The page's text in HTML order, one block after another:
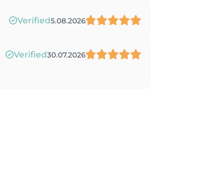
Verified5.08.2026
Verified30.07.2026